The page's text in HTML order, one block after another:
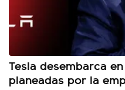
Tesla desembarca
planeadas por la